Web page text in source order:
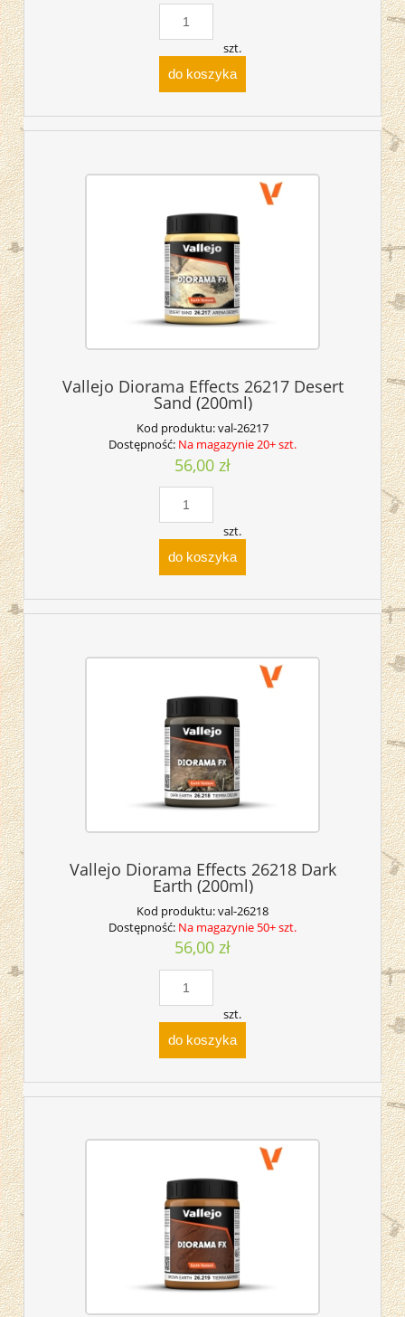
szt.
do koszyka
Vallejo Diorama Effects 26217 Desert
Sand (200ml)
Kod produktu:val-26217
Dostępność: Na magazynie 20+ szt.
56,00 zł
szt.
do koszyka
Vallejo Diorama Effects 26218 Dark
Earth (200ml)
Kod produktu:val-26218
Dostępność: Na magazynie 50+ szt.
56,00 zł
szt.
do koszyka